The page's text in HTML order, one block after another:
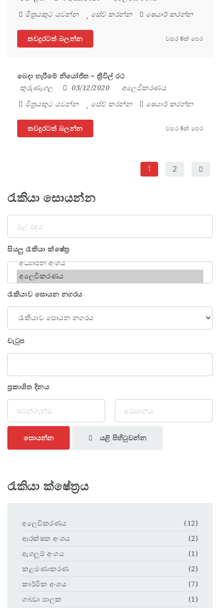
මිත්‍රයකුට යවන්න සේව් කරන්න ෂෙයාර් කරන්න
තවදුරටත් බලන්න වසර 6ක් පෙර
බෙදා හැරීමේ නියෝජිත – ත්‍රීවීල් රථ
කුරුණෑගල 03/12/2020 අලෙවිකරණය
මිත්‍රයකුට යවන්න සේව් කරන්න ෂෙයාර් කරන්න
තවදුරටත් බලන්න වසර 6ක් පෙර
1 2
රැකියා සොයන්න
පදය
සියලු රැකියා ක්ෂේත්‍ර
රැකියාව සොයන නගරය
වැටුප
ප්‍රකාශිත දිනය
සොයන්න යළි පිහිටුවන්න
රැකියා ක්ෂේත්‍රය
අලෙවිකරණය
(12)
ආරක්ෂක අංශය
(2)
ඇගලුම් අංශය
(1)
කළමණාකරණ
(2)
කාර්මික අංශය
(7)
ගබඩා පාලක
(1)